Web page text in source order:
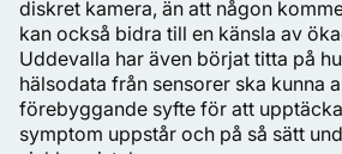
diskret kamera, än att någon
kan också bidra till en känsla av
Uddevalla har även börjat titta på
hälsodata från sensorer ska kunna
förebyggande syfte för att
symptom uppstår och på så sätt